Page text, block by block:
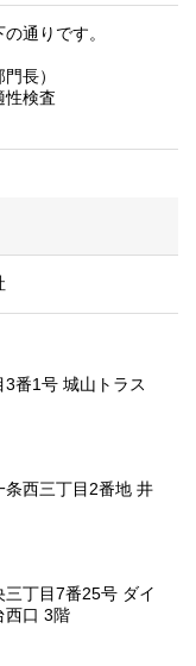
通りです。
長）
検査
番1号 城山トラス
西三丁目2番地 井
丁目7番25号 ダイ
西口 3階